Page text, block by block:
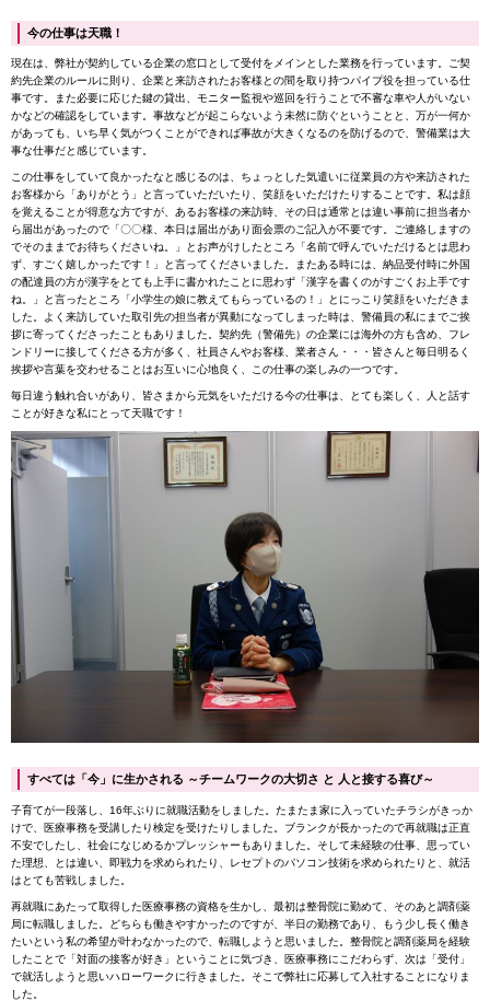
今の仕事は天職！
現在は、弊社が契約している企業の窓口として受付をメインとした業務を行っています。ご契
約先企業のルールに則り、企業と来訪されたお客様との間を取り持つパイプ役を担っている仕
事です。また必要に応じた鍵の貸出、モニター監視や巡回を行うことで不審な車や人がいない
かなどの確認をしています。事故などが起こらないよう未然に防ぐということと、万が一何か
があっても、いち早く気がつくことができれば事故が大きくなるのを防げるので、警備業は大
事な仕事だと感じています。
この仕事をしていて良かったなと感じるのは、ちょっとした気遣いに従業員の方や来訪された
お客様から「ありがとう」と言っていただいたり、笑顔をいただけたりすることです。私は顔
を覚えることが得意な方ですが、あるお客様の来訪時、その日は通常とは違い事前に担当者か
ら届出があったので「〇〇様、本日は届出があり面会票のご記入が不要です。ご連絡しますの
でそのままでお待ちくださいね。」とお声がけしたところ「名前で呼んでいただけるとは思わ
ず、すごく嬉しかったです！」と言ってくださいました。またある時には、納品受付時に外国
の配達員の方が漢字をとても上手に書かれたことに思わず「漢字を書くのがすごくお上手です
ね。」と言ったところ「小学生の娘に教えてもらっているの！」とにっこり笑顔をいただきま
した。よく来訪していた取引先の担当者が異動になってしまった時は、警備員の私にまでご挨
拶に寄ってくださったこともありました。契約先（警備先）の企業には海外の方も含め、フレ
ンドリーに接してくださる方が多く、社員さんやお客様、業者さん・・・皆さんと毎日明るく
挨拶や言葉を交わせることはお互いに心地良く、この仕事の楽しみの一つです。
毎日違う触れ合いがあり、皆さまから元気をいただける今の仕事は、とても楽しく、人と話す
ことが好きな私にとって天職です！
すべては「今」に生かされる ～チームワークの大切さ と 人と接する喜び～
子育てが一段落し、16年ぶりに就職活動をしました。たまたま家に入っていたチラシがきっか
けで、医療事務を受講したり検定を受けたりしました。ブランクが長かったので再就職は正直
不安でしたし、社会になじめるかプレッシャーもありました。そして未経験の仕事、思ってい
た理想、とは違い、即戦力を求められたり、レセプトのパソコン技術を求められたりと、就活
はとても苦戦しました。
再就職にあたって取得した医療事務の資格を生かし、最初は整骨院に勤めて、そのあと調剤薬
局に転職しました。どちらも働きやすかったのですが、半日の勤務であり、もう少し長く働き
たいという私の希望が叶わなかったので、転職しようと思いました。整骨院と調剤薬局を経験
したことで「対面の接客が好き」ということに気づき、医療事務にこだわらず、次は「受付」
で就活しようと思いハローワークに行きました。そこで弊社に応募して入社することになりま
した。